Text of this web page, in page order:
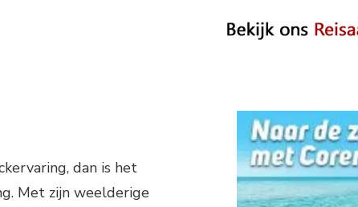
dan is het
Met zijn weelderige